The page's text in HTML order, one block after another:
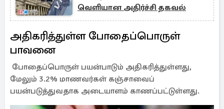
வெளியான அதிர்ச்சி தகவல்
அதிகரித்துள்ள போதைப்பொருள்
பாவனை
போதைப்பொருள் பயன்பாடும் அதிகரித்துள்ளது,
மேலும் 3.2% மாணவர்கள் கஞ்சாவைப்
பயன்படுத்துவதாக அடையாளம் காணப்பட்டுள்ளது.